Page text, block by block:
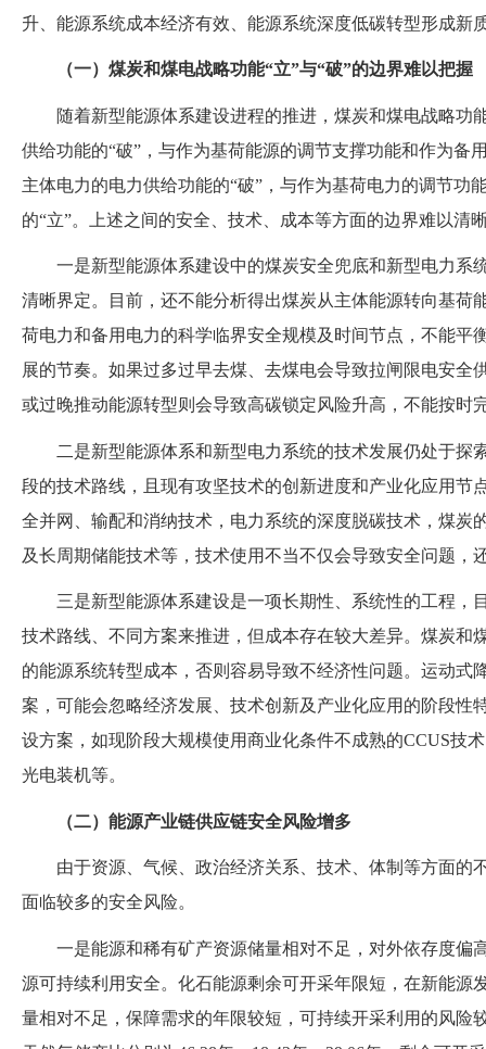
升、能源系统成本经济有效、能源系统深度低碳转型形成新
（一） 煤炭和煤电战略功能“立”与“破”的边界难以把握
随着新型能源体系建设进程的推进，煤炭和煤电战略功
供给功能的“破”，与作为基荷能源的调节支撑功能和作为备
主体电力的电力供给功能的“破”，与作为基荷电力的调节功
的“立”。上述之间的安全、技术、成本等方面的边界难以清
一是新型能源体系建设中的煤炭安全兜底和新型电力系
清晰界定。目前，还不能分析得出煤炭从主体能源转向基荷
荷电力和备用电力的科学临界安全规模及时间节点，不能平
展的节奏。如果过多过早去煤、去煤电会导致拉闸限电安全
或过晚推动能源转型则会导致高碳锁定风险升高，不能按时
二是新型能源体系和新型电力系统的技术发展仍处于探
段的技术路线，且现有攻坚技术的创新进度和产业化应用节
全并网、输配和消纳技术，电力系统的深度脱碳技术，煤炭
及长周期储能技术等，技术使用不当不仅会导致安全问题，
三是新型能源体系建设是一项长期性、系统性的工程，
技术路线、不同方案来推进，但成本存在较大差异。煤炭和
的能源系统转型成本，否则容易导致不经济性问题。运动式
案，可能会忽略经济发展、技术创新及产业化应用的阶段性
设方案，如现阶段大规模使用商业化条件不成熟的CCUS技
光电装机等。
（二） 能源产业链供应链安全风险增多
由于资源、气候、政治经济关系、技术、体制等方面的
面临较多的安全风险。
一是能源和稀有矿产资源储量相对不足，对外依存度偏
源可持续利用安全。化石能源剩余可开采年限短，在新能源
量相对不足，保障需求的年限较短，可持续开采利用的风险